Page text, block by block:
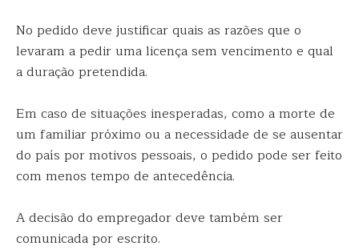
No pedido deve justificar quais as razões que o
levaram a pedir uma licença sem vencimento e qual
a duração pretendida.
Em caso de situações inesperadas, como a morte de
um familiar próximo ou a necessidade de se ausentar
do país por motivos pessoais, o pedido pode ser feito
com menos tempo de antecedência.
A decisão do empregador deve também ser
comunicada por escrito.